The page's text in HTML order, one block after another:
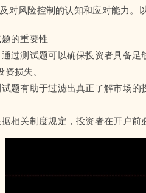
对风险控制的认知和应对能力。
的重要性
过测试题可以确保投资者具备
损失。
题有助于过滤出真正了解市场
相关制度规定，投资者在开户前